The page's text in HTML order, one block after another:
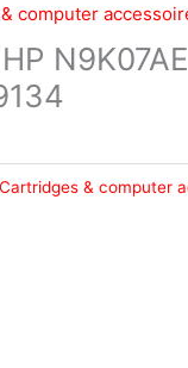
computer
Cartridges & computer